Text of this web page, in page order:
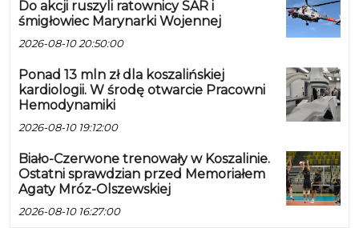
Do akcji ruszyli ratownicy SAR i
śmigłowiec Marynarki Wojennej
2026-08-10 20:50:00
Ponad 13 mln zł dla koszalińskiej
kardiologii. W środę otwarcie Pracowni
Hemodynamiki
2026-08-10 19:12:00
Biało-Czerwone trenowały w Koszalinie.
Ostatni sprawdzian przed Memoriałem
Agaty Mróz-Olszewskiej
2026-08-10 16:27:00